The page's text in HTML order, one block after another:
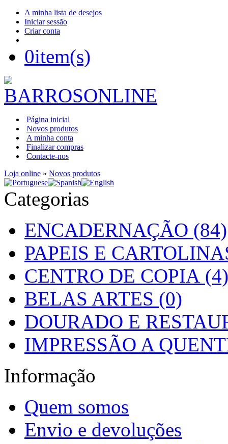
A minha lista de desejos
Iniciar sessão
Criar conta
0item(s)
Página inicial
Novos produtos
A minha conta
Finalizar compras
Contacte-nos
Loja online » Novos produtos
Categorias
ENCADERNAÇÃO (84)
PAPEIS E
CENTRO DE COPIA (4)
BELAS ARTES (0)
DOURADO E
IMPRESSÃO A
Informação
Quem somos
Envio e devoluções